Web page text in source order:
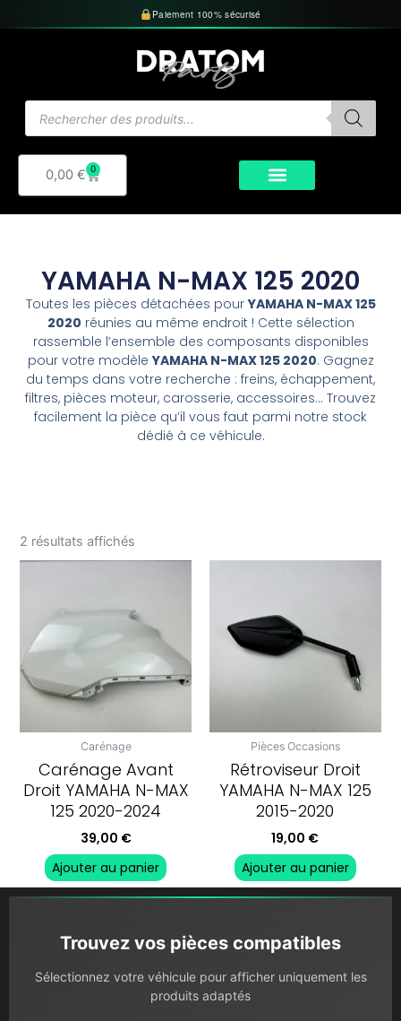
au
Paiement 100% sécurisé
de
0,00 € 0
Panier
YAMAHA N-MAX 125 2020
Toutes les pièces détachées pourYAMAHA N-MAX 125
2020 réunies au même endroit ! Cette sélection
rassemble l’ensemble des composants disponibles
pour votre modèleYAMAHA N-MAX 125 2020. Gagnez
du temps dans votre recherche : freins, échappement,
filtres, pièces moteur, carosserie, accessoires… Trouvez
facilement la pièce qu’il vous faut parmi notre stock
dédié à ce véhicule.
2 résultats affichés
Carénage
Carénage Avant
Droit YAMAHA N-MAX
125 2020-2024
39,00 €
Ajouter au panier
Pièces Occasions
Rétroviseur Droit
YAMAHA N-MAX 125
2015-2020
19,00 €
Ajouter au panier
Trouvez vos pièces compatibles
Sélectionnez votre véhicule pour afficher uniquement les
produits adaptés